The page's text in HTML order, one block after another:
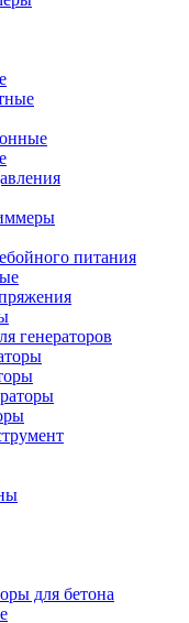
питания
генераторов
для бетона